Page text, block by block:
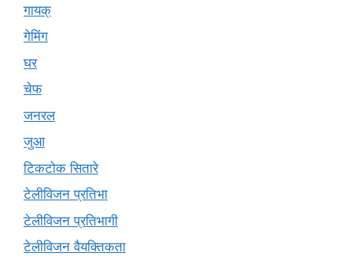
गायक्
गेमिंग
घर
चेफ
जनरल
जुआ
टिकटोक सितारे
टेलीविजन प्रतिभा
टेलीविजन प्रतिभागी
टेलीविजन वैयक्तिकता